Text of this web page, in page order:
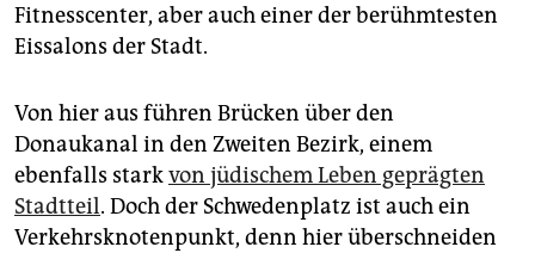
Fitnesscenter, aber auch einer der berühmtesten
Eissalons der Stadt.
Von hier aus führen Brücken über den
Donaukanal in den Zweiten Bezirk, einem
ebenfalls starkvon jüdischem Leben geprägten
Stadtteil. Doch der Schwedenplatz ist auch ein
Verkehrsknotenpunkt, denn hier überschneiden